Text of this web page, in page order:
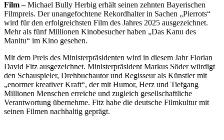
Film –Michael Bully Herbig erhält seinen zehnten Bayerischen
Filmpreis. Der unangefochtene Rekordhalter in Sachen „Pierrots“
wird für den erfolgreichsten Film des Jahres 2025 ausgezeichnet.
Mehr als fünf Millionen Kinobesucher haben „Das Kanu des
Manitu“ im Kino gesehen.
Mit dem Preis des Ministerpräsidenten wird in diesem Jahr Florian
David Fitz ausgezeichnet. Ministerpräsident Markus Söder würdigt
den Schauspieler, Drehbuchautor und Regisseur als Künstler mit
„enormer kreativer Kraft“, der mit Humor, Herz und Tiefgang
Millionen Menschen erreiche und zugleich gesellschaftliche
Verantwortung übernehme. Fitz habe die deutsche Filmkultur mit
seinen Filmen nachhaltig geprägt.